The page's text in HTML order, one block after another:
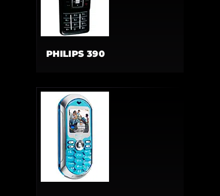
PHILIPS 390